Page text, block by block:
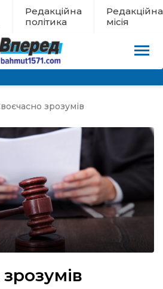
Редакційна
політика
Редакційна
місія
зрозумів